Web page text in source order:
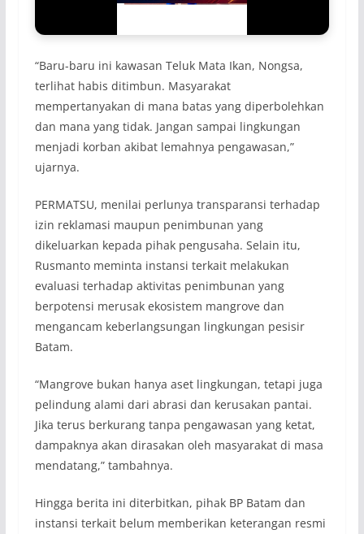
“Baru-baru ini kawasan Teluk Mata Ikan, Nongsa,
terlihat habis ditimbun. Masyarakat
mempertanyakan di mana batas yang diperbolehkan
dan mana yang tidak. Jangan sampai lingkungan
menjadi korban akibat lemahnya pengawasan,”
ujarnya.
PERMATSU, menilai perlunya transparansi terhadap
izin reklamasi maupun penimbunan yang
dikeluarkan kepada pihak pengusaha. Selain itu,
Rusmanto meminta instansi terkait melakukan
evaluasi terhadap aktivitas penimbunan yang
berpotensi merusak ekosistem mangrove dan
mengancam keberlangsungan lingkungan pesisir
Batam.
“Mangrove bukan hanya aset lingkungan, tetapi juga
pelindung alami dari abrasi dan kerusakan pantai.
Jika terus berkurang tanpa pengawasan yang ketat,
dampaknya akan dirasakan oleh masyarakat di masa
mendatang,” tambahnya.
Hingga berita ini diterbitkan, pihak BP Batam dan
instansi terkait belum memberikan keterangan resmi